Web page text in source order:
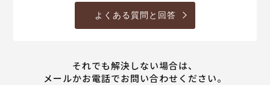
よくある質問と回答
それでも解決しない場合は、
メールかお電話でお問い合わせください。